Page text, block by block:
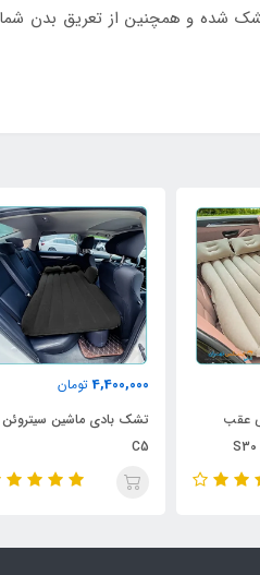
تشک شده و همچنین از تعریق
عقب
4,400,000 تومان
تشک بادی ماشین سیتروئن
C5